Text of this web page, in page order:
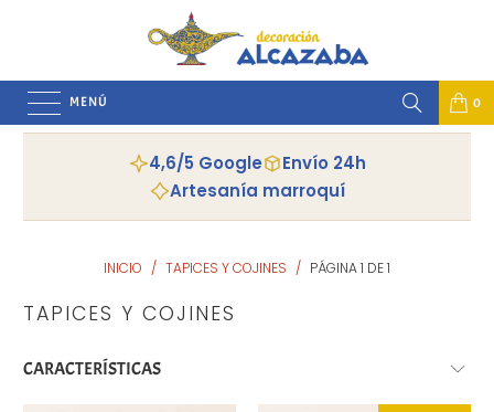
MENÚ 0
4,6/5 Google
Envío 24h
Artesanía marroquí
INICIO / TAPICES Y COJINES / PÁGINA 1 DE 1
TAPICES Y COJINES